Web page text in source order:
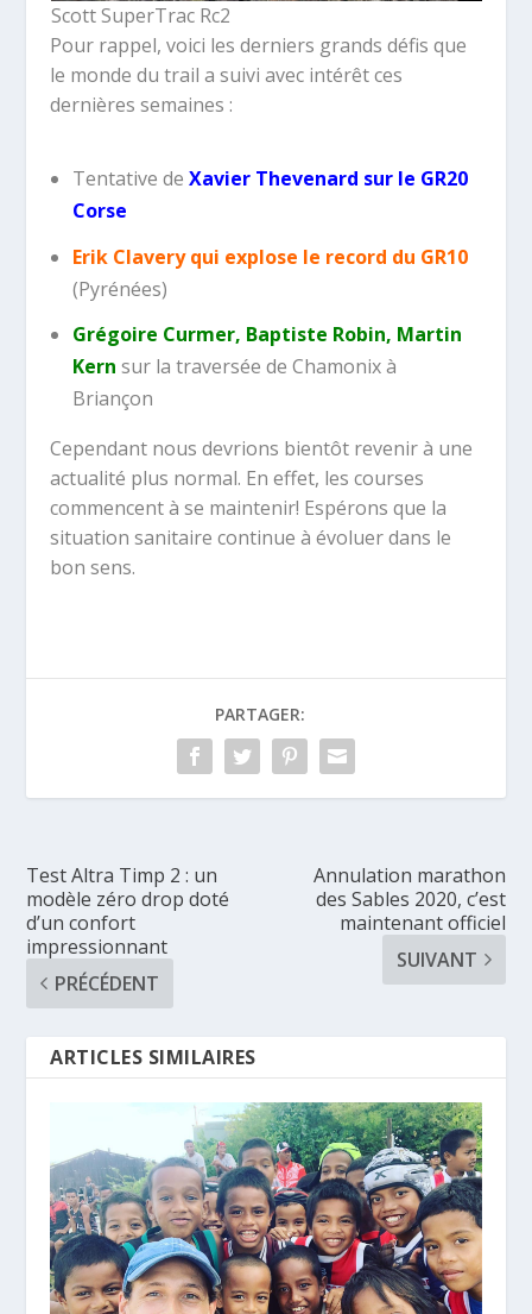
Scott SuperTrac Rc2
Pour rappel, voici les derniers grands défis que
le monde du trail a suivi avec intérêt ces
dernières semaines :
Tentative de Xavier Thevenard sur le GR20
Corse
Erik Clavery qui explose le record du GR10
(Pyrénées)
Grégoire Curmer, Baptiste Robin, Martin
Kern sur la traversée de Chamonix à
Briançon
Cependant nous devrions bientôt revenir à une
actualité plus normal. En effet, les courses
commencent à se maintenir! Espérons que la
situation sanitaire continue à évoluer dans le
bon sens.
PARTAGER:
Test Altra Timp 2 : un
modèle zéro drop doté
d’un confort
impressionnant
PRÉCÉDENT
Annulation marathon
des Sables 2020, c’est
maintenant officiel
SUIVANT
ARTICLES SIMILAIRES